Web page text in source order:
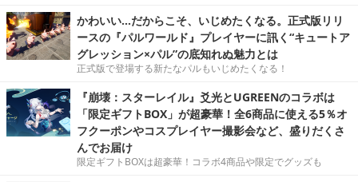
かわいい…だからこそ、いじめたくなる。正式版リリ
ースの『パルワールド』プレイヤーに訊く“キュートア
グレッション×パル”の底知れぬ魅力とは
正式版で登場する新たなパルもいじめたくなる！
『崩壊：スターレイル』爻光とUGREENのコラボは
「限定ギフトBOX」が超豪華！全6商品に使える5％オ
フクーポンやコスプレイヤー撮影会など、盛りだくさ
んでお届け
限定ギフトBOXは超豪華！コラボ4商品や限定でグッズも